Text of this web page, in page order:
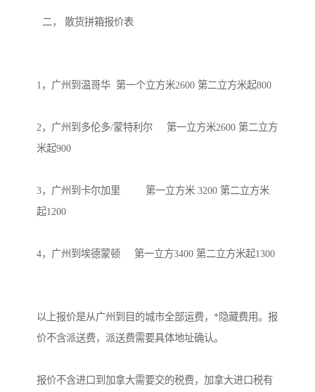
1，广州到温哥华  第一个立方米2600 第二立方米起800
2，广州到多伦多/蒙特利尔     第一立方米2600 第二立方
米起900
3，广州到卡尔加里         第一立方米 3200 第二立方米
起1200
4，广州到埃德蒙顿     第一立方3400 第二立方米起1300
以上报价是从广州到目的城市全部运费，*隐藏费用。报
价不含派送费，派送费需要具体地址确认。
报价不含进口到加拿大需要交的税费，加拿大进口税有